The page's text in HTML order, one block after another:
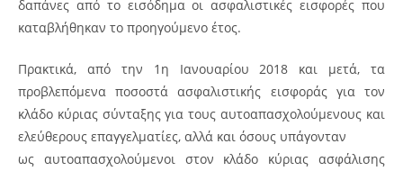
δαπάνες από το εισόδημα οι ασφαλιστικές εισφορές που
καταβλήθηκαν το προηγούμενο έτος.
Πρακτικά, από την 1η Ιανουαρίου 2018 και μετά, τα
προβλεπόμενα ποσοστά ασφαλιστικής εισφοράς για τον
κλάδο κύριας σύνταξης για τους αυτοαπασχολούμενους και
ελεύθερους επαγγελματίες, αλλά και όσους υπάγονταν
ως αυτοαπασχολούμενοι στον κλάδο κύριας ασφάλισης